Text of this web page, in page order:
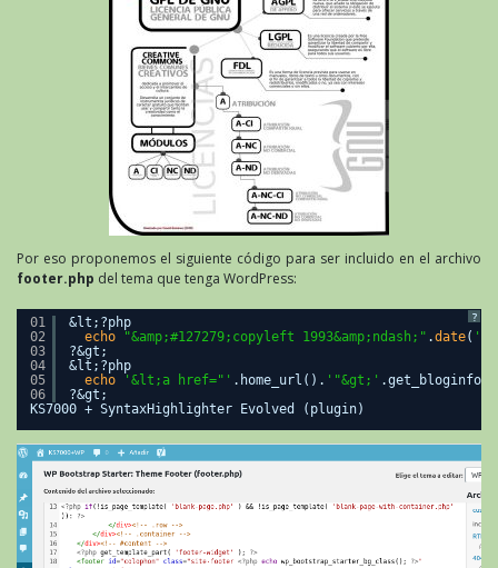
Por eso proponemos el siguiente código para ser incluido en el archivo
footer.php del tema que tenga WordPress:
?
KS7000 + SyntaxHighlighter Evolved (plugin)
01
02
03
04
05
06
&lt;?php
echo
"&amp;#127279;copyleft 1993&amp;ndash;" .date( 'Y'
?&gt;
&lt;?php
echo
'&lt;a href="' .home_url(). '"&gt;' .get_bloginfo(
?&gt;